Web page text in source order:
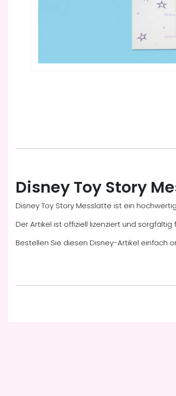
Disney Toy Story
Disney Toy Story Messlatte ist ein
Der Artikel ist offiziell lizenziert und
Bestellen Sie diesen Disney-Artikel einfach